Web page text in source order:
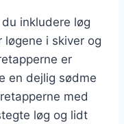
inkludere løg
i skiver og
er
en dejlig sødme
med
løg og lidt